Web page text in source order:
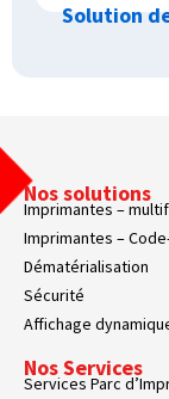
Solution
Nos solutions
Imprimantes –
Imprimantes –
Dématérialisation
Sécurité
Affichage
Nos Services
Services Parc